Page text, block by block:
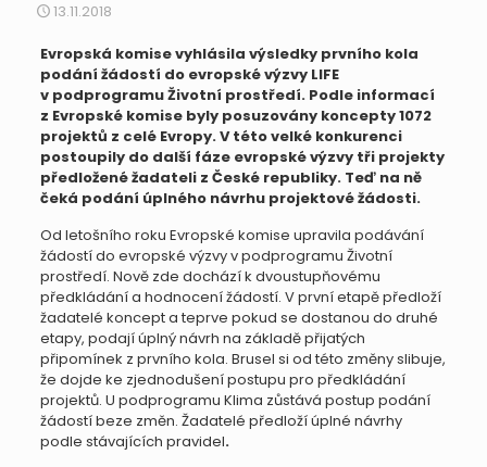
13.11.2018
Evropská komise vyhlásila výsledky prvního kola
podání žádostí do evropské výzvy LIFE
v podprogramu Životní prostředí. Podle informací
z Evropské komise byly posuzovány koncepty1072
projektů z celé Evropy. V této velké konkurenci
postoupily do další fáze evropské výzvy tři projekty
předložené žadateli z České republiky. Teď na ně
čeká podání úplného návrhu projektové žádosti.
Od letošního roku Evropské komise upravila podávání
žádostí do evropské výzvy v podprogramu Životní
prostředí. Nově zde dochází k dvoustupňovému
předkládání a hodnocení žádostí. V první etapě předloží
žadatelé koncept a teprve pokud se dostanou do druhé
etapy, podají úplný návrh na základě přijatých
připomínek z prvního kola. Brusel si od této změny slibuje,
že dojde ke zjednodušení postupu pro předkládání
projektů. U podprogramu Klima zůstává postup podání
žádostí beze změn. Žadatelé předloží úplné návrhy
podle stávajících pravidel.